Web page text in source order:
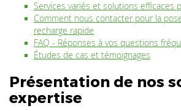
Services variés et solutions efficaces
Comment nous contacter pour la
recharge rapide
FAQ - Réponses à vos questions
Études de cas et témoignages
Présentation de nos
expertise